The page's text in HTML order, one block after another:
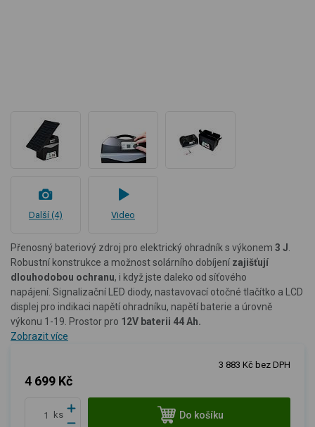
Další (4) Video
Přenosný bateriový zdroj pro elektrický ohradník s výkonem 3 J
Robustní konstrukce a možnost solárního dobíjení zajišťují
dlouhodobou ochranu, i když jste daleko od síťového
napájení. Signalizační LED diody, nastavovací otočné tlačítko a LCD
displej pro indikaci napětí ohradníku, napětí baterie a úrovně
výkonu 1-19. Prostor pro 12V baterii 44 Ah.
Zobrazit více
4 699 Kč
3 883 Kč bez DPH
ks Do košíku